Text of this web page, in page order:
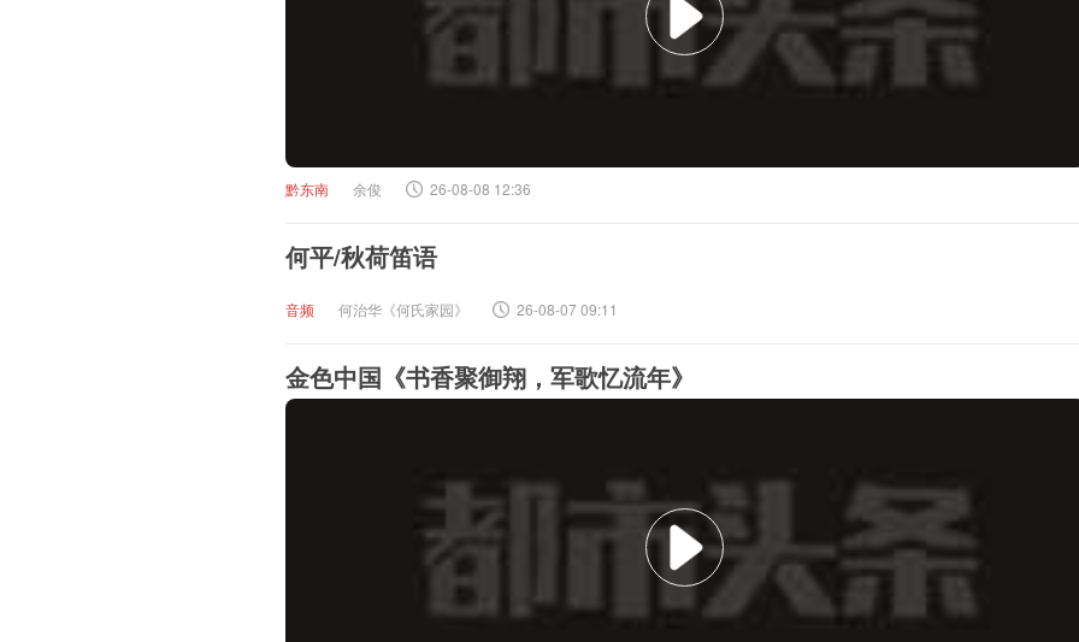
黔东南 余俊 26-08-08 12:36
何平/秋荷笛语
音频 何治华《何氏家园》 26-08-07 09:11
金色中国《书香聚御翔，军歌忆流年》